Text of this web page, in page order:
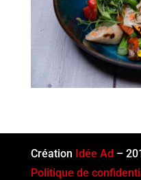
Création Idée Ad –
Politique de